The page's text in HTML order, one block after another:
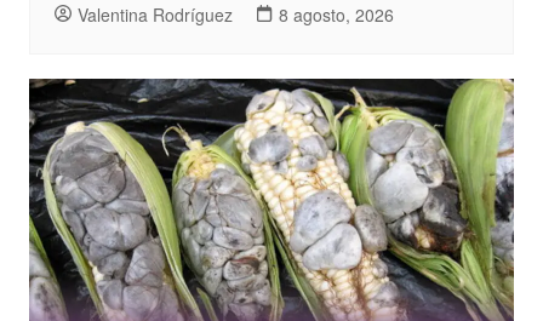
Valentina Rodríguez 8 agosto, 2026